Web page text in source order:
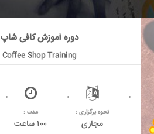
دوره آموزش کافی شاپ
Coffee Shop Training
نحوه برگزاری :
مجازی
مدت :
۱۰۰ ساعت